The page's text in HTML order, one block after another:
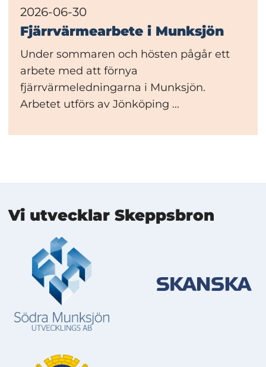
2026-06-30
Fjärrvärmearbete i Munksjön
Under sommaren och hösten pågår ett
arbete med att förnya
fjärrvärmeledningarna i Munksjön.
Arbetet utförs av Jönköping ...
Mer information
Vi utvecklar Skeppsbron